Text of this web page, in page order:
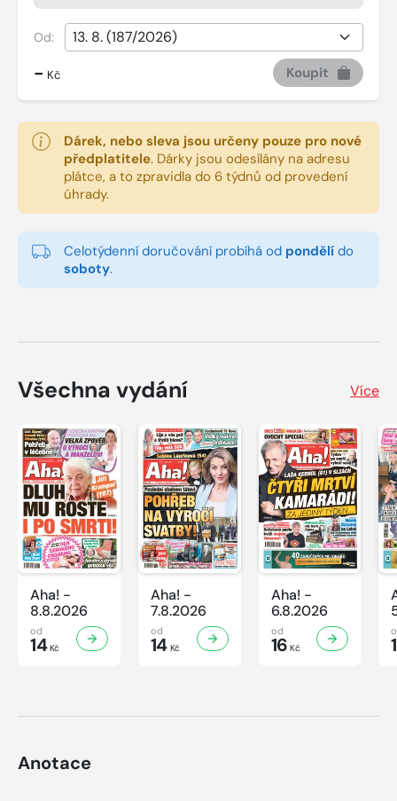
Od:
- Kč Koupit
Dárek, nebo sleva jsou určeny pouze pro nové
předplatitele. Dárky jsou odesílány na adresu
plátce, a to zpravidla do 6 týdnů od provedení
úhrady.
Celotýdenní doručování probíhá od pondělí do
soboty.
Všechna vydání Více
Aha! -
8.8.2026
od
14Kč
Aha! -
7.8.2026
od
14Kč
Aha! -
6.8.2026
od
16 Kč
Anotace